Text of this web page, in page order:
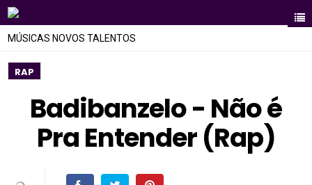
MÚSICAS NOVOS TALENTOS
RAP
Badibanzelo - Não é
Pra Entender (Rap)